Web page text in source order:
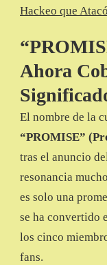
Hackeo que
Ahora
El nombre de la
“PROMISE”
tras el anuncio
resonancia
es solo una
se ha convertido
los cinco
fans.